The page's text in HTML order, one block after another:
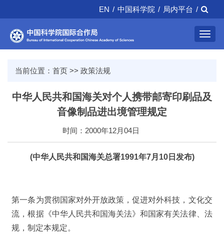
EN / 中国科学院 / 局内平台 /
当前位置： 首页 >> 政策法规
中华人民共和国海关对个人携带邮寄印刷品及
音像制品进出境管理规定
时间：2000年12月04日
(中华人民共和国海关总署1991年7月10日发布)
第一条为贯彻国家对外开放政策，促进对外科技，文化交
流，根据《中华人民共和国海关法》和国家有关法律、法
规，制定本规定。